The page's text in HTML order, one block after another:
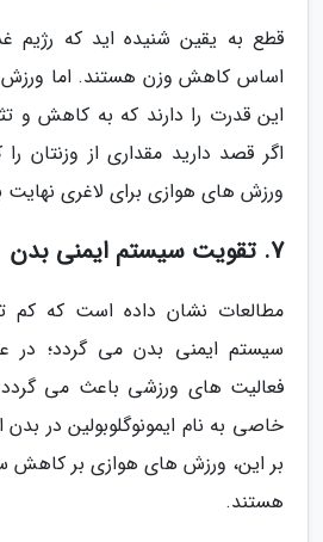
قطع به یقین شنیده اید که رژیم
اساس کاهش وزن هستند. اما ورزش
این قدرت را دارند که به کاهش و
اگر قصد دارید مقداری از وزنتان
ورزش های هوازی برای لاغری نهایت
7. تقویت سیستم ایمنی بدن
مطالعات نشان داده است که کم
سیستم ایمنی بدن می گردد؛ در
فعالیت های ورزشی باعث می
خاصی به نام ایمونوگلوبولین در بدن
بر این، ورزش های هوازی بر کاهش
هستند.